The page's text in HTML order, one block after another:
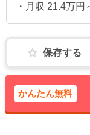
・月収 21.4万
保存する
かんたん無料